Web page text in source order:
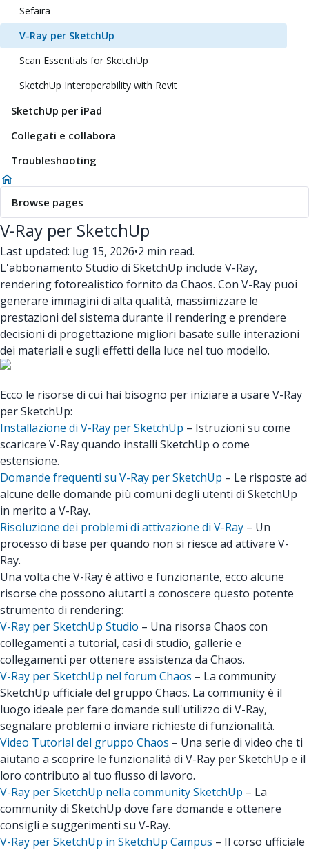
Sefaira
V-Ray per SketchUp
Scan Essentials for SketchUp
SketchUp Interoperability with Revit
SketchUp per iPad
Collegati e collabora
Troubleshooting
Browse pages
V-Ray per SketchUp
Last updated: lug 15, 2026•2 min read.
L'abbonamento Studio di SketchUp include V-Ray,
rendering fotorealistico fornito da Chaos. Con V-Ray puoi
generare immagini di alta qualità, massimizzare le
prestazioni del sistema durante il rendering e prendere
decisioni di progettazione migliori basate sulle interazioni
dei materiali e sugli effetti della luce nel tuo modello.
Ecco le risorse di cui hai bisogno per iniziare a usare V-Ray
per SketchUp:
Installazione di V-Ray per SketchUp – Istruzioni su come
scaricare V-Ray quando installi SketchUp o come
estensione.
Domande frequenti su V-Ray per SketchUp – Le risposte ad
alcune delle domande più comuni degli utenti di SketchUp
in merito a V-Ray.
Risoluzione dei problemi di attivazione di V-Ray – Un
processo di base per quando non si riesce ad attivare V-
Ray.
Una volta che V-Ray è attivo e funzionante, ecco alcune
risorse che possono aiutarti a conoscere questo potente
strumento di rendering:
V-Ray per SketchUp Studio – Una risorsa Chaos con
collegamenti a tutorial, casi di studio, gallerie e
collegamenti per ottenere assistenza da Chaos.
V-Ray per SketchUp nel forum Chaos – La community
SketchUp ufficiale del gruppo Chaos. La community è il
luogo ideale per fare domande sull'utilizzo di V-Ray,
segnalare problemi o inviare richieste di funzionalità.
Video Tutorial del gruppo Chaos – Una serie di video che ti
aiutano a scoprire le funzionalità di V-Ray per SketchUp e il
loro contributo al tuo flusso di lavoro.
V-Ray per SketchUp nella community SketchUp – La
community di SketchUp dove fare domande e ottenere
consigli e suggerimenti su V-Ray.
V-Ray per SketchUp in SketchUp Campus – Il corso ufficiale